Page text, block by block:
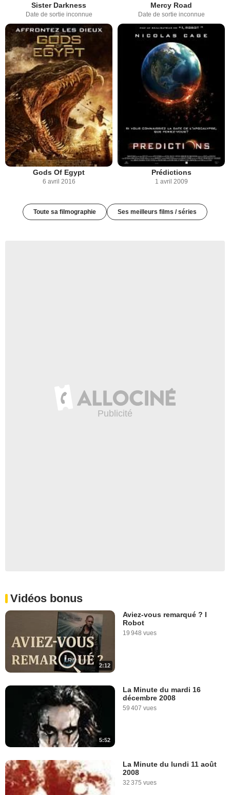
Sister Darkness
Date de sortie inconnue
Mercy Road
Date de sortie inconnue
Gods Of Egypt
6 avril 2016
Prédictions
1 avril 2009
Toute sa filmographie Ses meilleurs films / séries
Vidéos bonus
2:12
Aviez-vous remarqué ? I
Robot
19 948 vues
5:52
La Minute du mardi 16
décembre 2008
59 407 vues
La Minute du lundi 11 août
2008
32 375 vues